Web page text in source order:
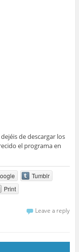
de descargar los
el programa en
Tumblr
Print
Leave a reply